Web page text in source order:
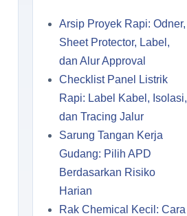
Arsip Proyek Rapi: Odner,
Sheet Protector, Label,
dan Alur Approval
Checklist Panel Listrik
Rapi: Label Kabel, Isolasi,
dan Tracing Jalur
Sarung Tangan Kerja
Gudang: Pilih APD
Berdasarkan Risiko
Harian
Rak Chemical Kecil: Cara